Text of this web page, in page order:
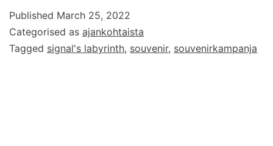
Published March 25, 2022
Categorised as ajankohtaista
Tagged signal's labyrinth, souvenir, souvenirkampanja